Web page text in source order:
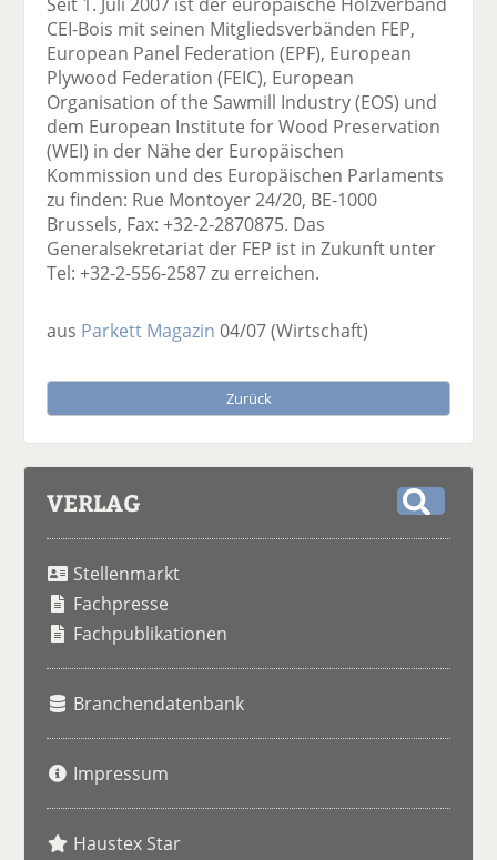
CEI-Bois mit seinen Mitgliedsverbänden FEP,
European Panel Federation (EPF), European
Plywood Federation (FEIC), European
Organisation of the Sawmill Industry (EOS) und
dem European Institute for Wood Preservation
(WEI) in der Nähe der Europäischen
Kommission und des Europäischen Parlaments
zu finden: Rue Montoyer 24/20, BE-1000
Brussels, Fax: +32-2-2870875. Das
Generalsekretariat der FEP ist in Zukunft unter
Tel: +32-2-556-2587 zu erreichen.
aus Parkett Magazin 04/07(Wirtschaft)
Zurück
VERLAG
Stellenmarkt
Fachpresse
Fachpublikationen
Branchendatenbank
Impressum
Haustex Star